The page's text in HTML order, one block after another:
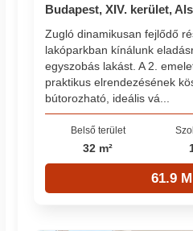
Budapest, XIV. kerület,
Zugló dinamikusan fejlődő
lakóparkban kínálunk
egyszobás lakást. A 2.
praktikus elrendezésének
bútorozható, ideális vá...
Belső terület
32 m²
61.9